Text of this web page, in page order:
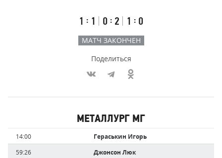
Первый
тайм
1 : 1
Второй
тайм
0 : 2
Третий
тайм
1 : 0
МАТЧ ЗАКОНЧЕН
Поделиться
забившие
голы
МЕТАЛЛУРГ МГ
Время Имя
игрока
14:00
Гераськин Игорь
59:26
Джонсон Люк